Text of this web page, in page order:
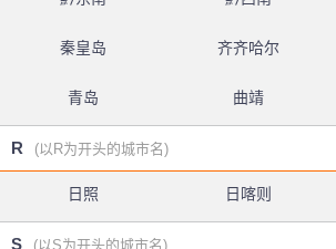
秦皇岛 齐齐哈尔
青岛 曲靖
R (以R为开头的城市名)
日照 日喀则
S (以S为开头的城市名)